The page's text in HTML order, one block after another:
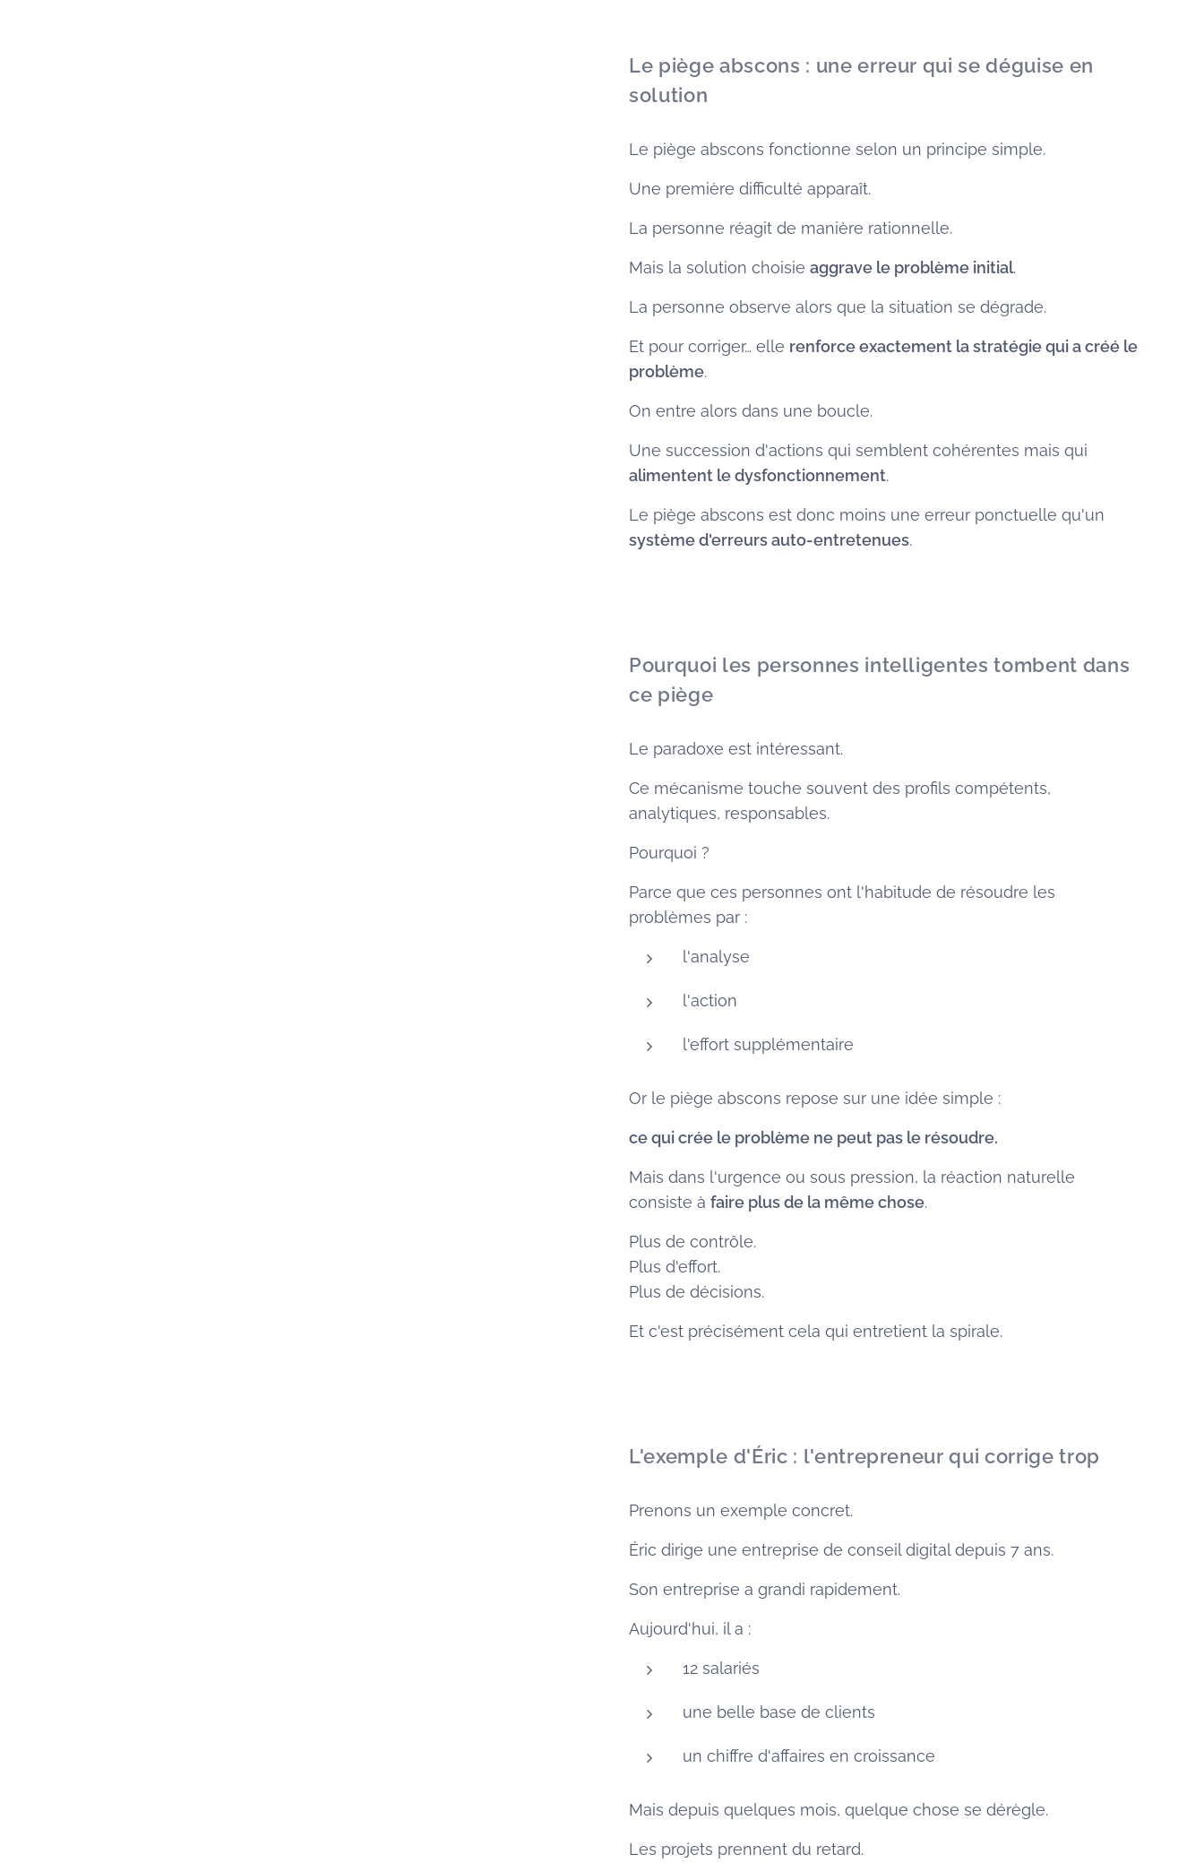
Le piège abscons : une erreur qui se déguise en
solution
Le piège abscons fonctionne selon un principe simple.
Une première difficulté apparaît.
La personne réagit de manière rationnelle.
Mais la solution choisie aggrave le problème initial.
La personne observe alors que la situation se dégrade.
Et pour corriger… elle renforce exactement la stratégie qui a créé le
problème.
On entre alors dans une boucle.
Une succession d'actions qui semblent cohérentes mais qui
alimentent le dysfonctionnement.
Le piège abscons est donc moins une erreur ponctuelle qu'un
système d'erreurs auto-entretenues.
Pourquoi les personnes intelligentes tombent dans
ce piège
Le paradoxe est intéressant.
Ce mécanisme touche souvent des profils compétents,
analytiques, responsables.
Pourquoi ?
Parce que ces personnes ont l'habitude de résoudre les
problèmes par :
l'analyse
l'action
l'effort supplémentaire
Or le piège abscons repose sur une idée simple :
ce qui crée le problème ne peut pas le résoudre.
Mais dans l'urgence ou sous pression, la réaction naturelle
consiste à faire plus de la même chose.
Plus de contrôle.
Plus d'effort.
Plus de décisions.
Et c'est précisément cela qui entretient la spirale.
L'exemple d'Éric : l'entrepreneur qui corrige trop
Prenons un exemple concret.
Éric dirige une entreprise de conseil digital depuis 7 ans.
Son entreprise a grandi rapidement.
Aujourd'hui, il a :
12 salariés
une belle base de clients
un chiffre d'affaires en croissance
Mais depuis quelques mois, quelque chose se dérègle.
Les projets prennent du retard.